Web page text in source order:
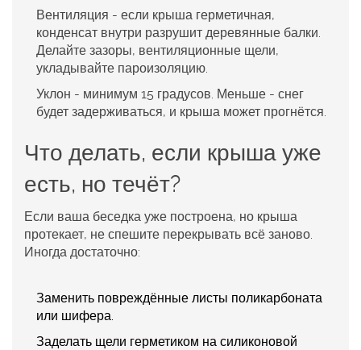
Вентиляция - если крыша герметичная,
конденсат внутри разрушит деревянные балки.
Делайте зазоры, вентиляционные щели,
укладывайте пароизоляцию.
Уклон - минимум 15 градусов. Меньше - снег
будет задерживаться, и крыша может прогнётся.
Что делать, если крыша уже
есть, но течёт?
Если ваша беседка уже построена, но крыша
протекает, не спешите перекрывать всё заново.
Иногда достаточно:
Заменить повреждённые листы поликарбоната
или шифера.
Заделать щели герметиком на силиконовой